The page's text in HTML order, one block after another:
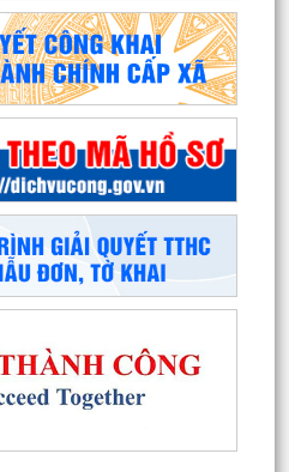
tổ chức bồi dưỡng, tập huấn
năm 2026 cho đội ngũ cán bộ
TRIỂN KHAI QUYẾT LIỆT
LÀM SẠCH, LÀM GIÀU,
KHÁNH THÀNH NHÀ ĐẠI
DÂN PHỐ NAM HÀ
NAM PHƯỜNG AN DƯƠNG